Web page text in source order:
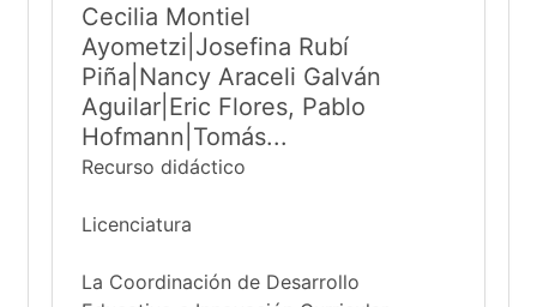
Cecilia Montiel
Ayometzi|Josefina Rubí
Piña|Nancy Araceli Galván
Aguilar|Eric Flores, Pablo
Hofmann|Tomás...
Recurso didáctico
Licenciatura
La Coordinación de Desarrollo